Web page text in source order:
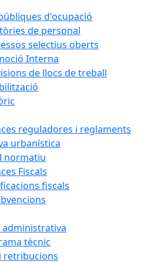
d'ocupació
de personal
selectius oberts
Interna
de llocs de treball
reguladores i reglaments
urbanística
normatiu
Fiscals
fiscals
tècnic
retribucions